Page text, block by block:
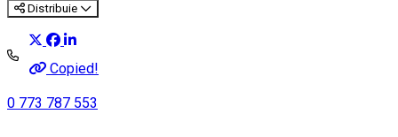
Distribuie
Copied!
0 773 787 553